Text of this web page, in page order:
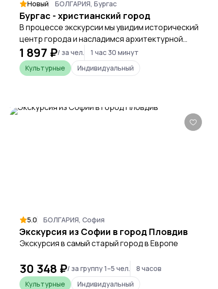
Новый БОЛГАРИЯ, Бургас
Бургас - христианский город
В процессе экскурсии мы увидим исторический
центр города и насладимся архитектурной
эстетикой православных церквей, а также
апостольского храма и католического
костела.
1 897 ₽/ за чел.
1 час 30 минут
Культурные
Индивидуальный
5.0 БОЛГАРИЯ, София
Экскурсия из Софии в город Пловдив
Экскурсия в самый старый город в Европе
30 348 ₽/ за группу 1–5 чел.
8 часов
Культурные
Индивидуальный